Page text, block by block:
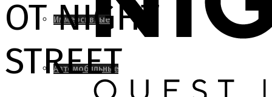
Иммерсивные
Автомобильные
ОТ NIGHT
STREET